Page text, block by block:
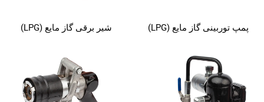
پمپ توربینی گاز مایع (LPG) شیر برقی گاز مایع (LPG)